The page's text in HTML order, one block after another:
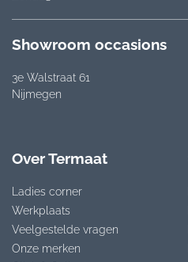
Showroom occasions
3e Walstraat 61
Nijmegen
Over Termaat
Ladies corner
Werkplaats
Veelgestelde vragen
Onze merken